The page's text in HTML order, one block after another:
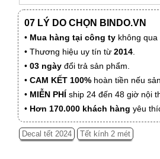
07 LÝ DO CHỌN BINDO.VN
• Mua hàng tại công ty không
• Thương hiệu uy tín từ 2014.
• 03 ngày đổi trả sản phẩm.
• CAM KẾT 100% hoàn tiền nếu
• MIỄN PHÍ ship 24 đến 48 giờ nội
• Hơn 170.000 khách hàng yêu
Decal tết 2024 Tết kính 2 mét